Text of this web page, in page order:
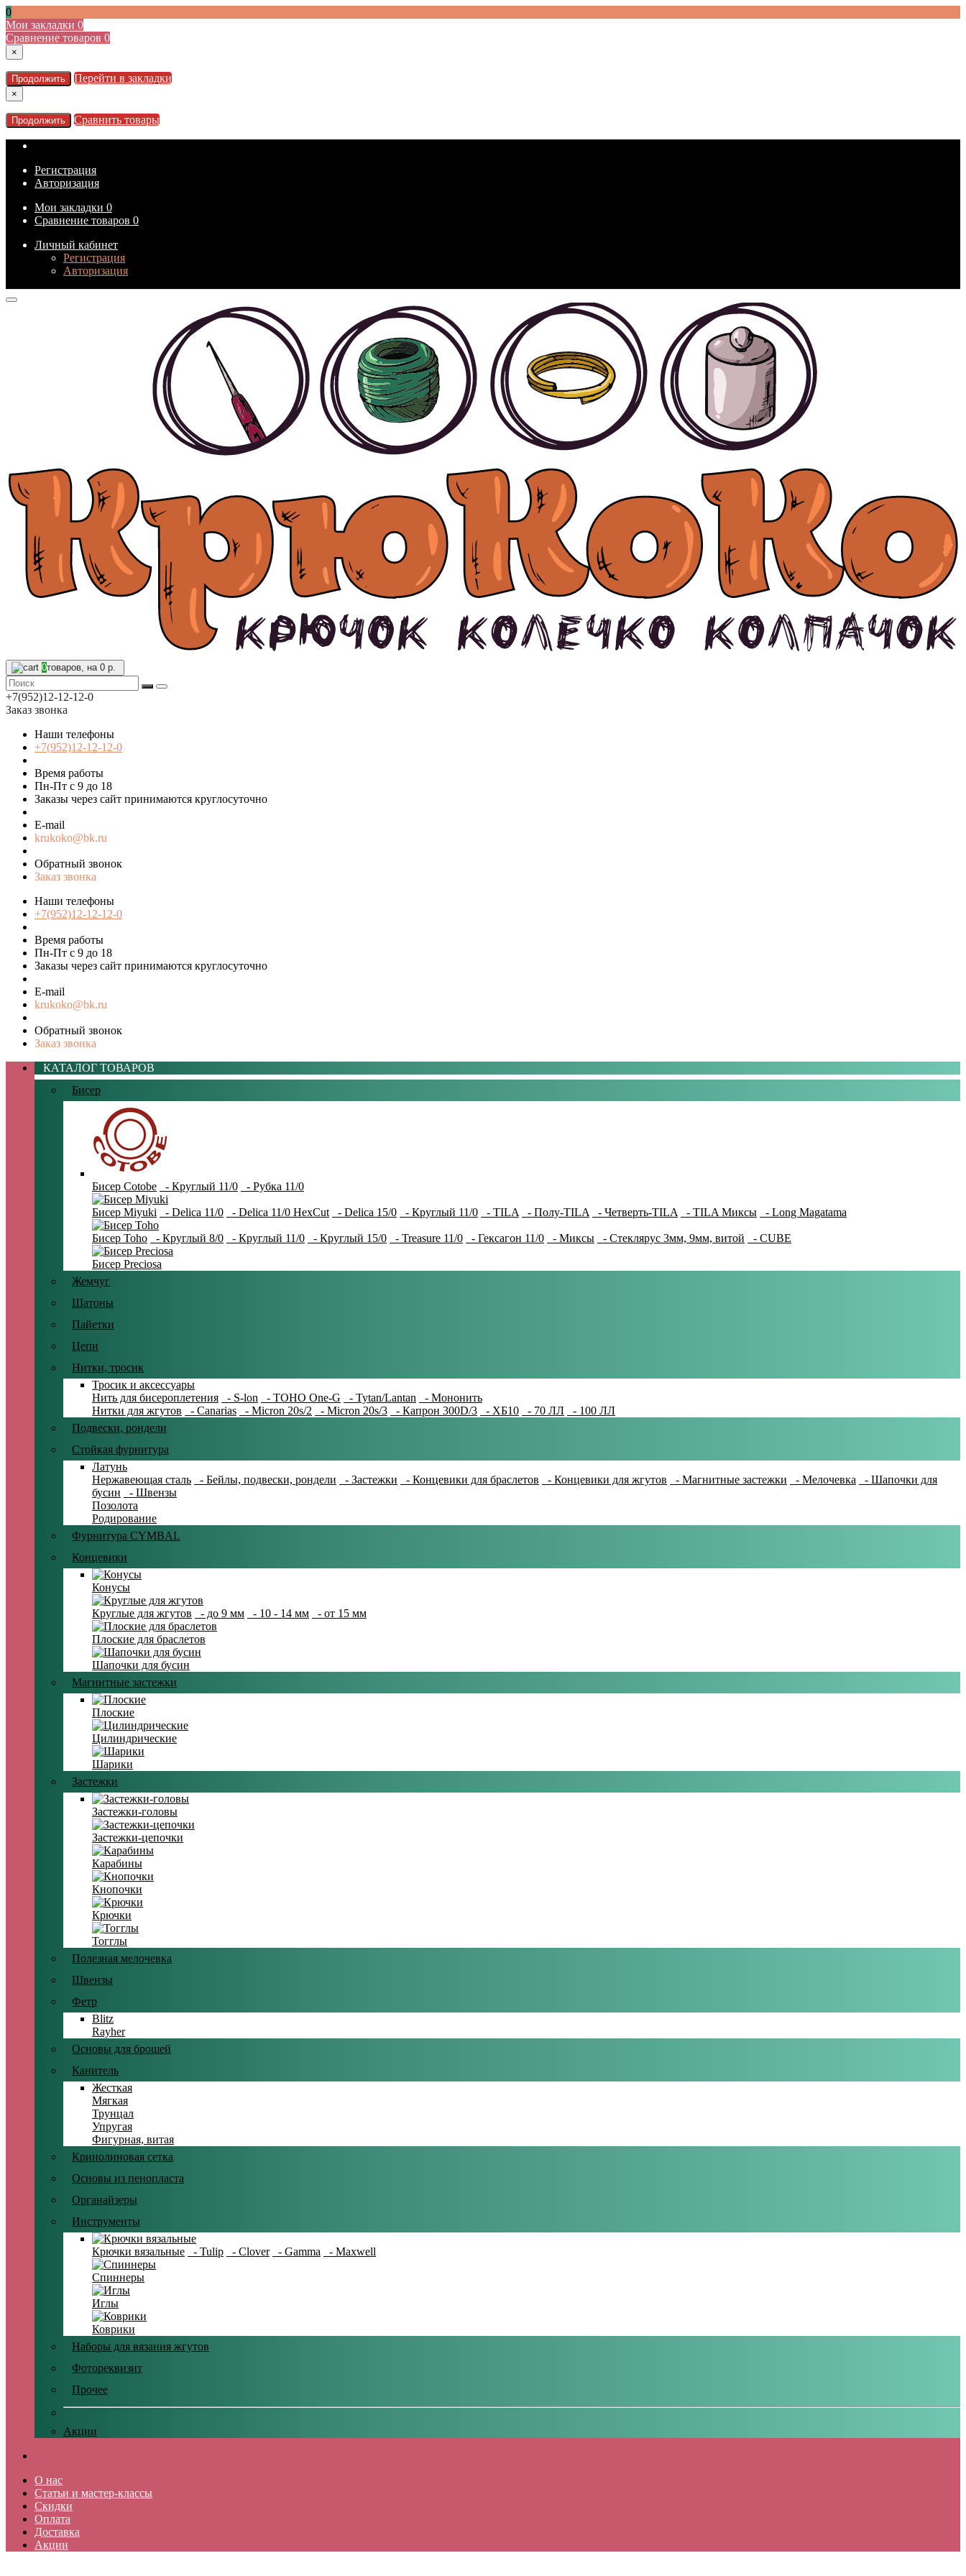
0
Мои закладки 0
Сравнение товаров 0
×
Продолжить Перейти в закладки
×
Продолжить Сравнить товары
Регистрация
Авторизация
Мои закладки 0
Сравнение товаров 0
Личный кабинет
Регистрация
Авторизация
0товаров, на 0 р.
+7(952)12-12-12-0
Заказ звонка
Наши телефоны
+7(952)12-12-12-0
Время работы
Пн-Пт с 9 до 18
Заказы через сайт принимаются круглосуточно
E-mail
krukoko@bk.ru
Обратный звонок
Заказ звонка
Наши телефоны
+7(952)12-12-12-0
Время работы
Пн-Пт с 9 до 18
Заказы через сайт принимаются круглосуточно
E-mail
krukoko@bk.ru
Обратный звонок
Заказ звонка
КАТАЛОГ ТОВАРОВ
Бисер
Бисер Cotobe - Круглый 11/0 - Рубка 11/0
Бисер Miyuki - Delica 11/0 - Delica 11/0 HexCut - Delica 15/0 - Круглый 11/0 - TILA - Полу-TILA - Четверть-TILA - TILA Миксы - Long Magatama
Бисер Toho - Круглый 8/0 - Круглый 11/0 - Круглый 15/0 - Treasure 11/0 - Гексагон 11/0 - Миксы - Стеклярус 3мм, 9мм, витой - CUBE
Бисер Preciosa
Жемчуг
Шатоны
Пайетки
Цепи
Нитки, тросик
Тросик и аксессуары
Нить для бисероплетения
- S-lon - TOHO One-G - Tytan/Lantan
- Мононить
Нитки для жгутов
- Canarias - Micron 20s/2 - Micron 20s/3 - Капрон 300D/3 - ХБ10 - 70 ЛЛ
- 100 ЛЛ
Подвески, рондели
Стойкая фурнитура
Латунь
Нержавеющая сталь
- Бейлы, подвески, рондели - Застежки - Концевики для браслетов - Концевики для жгутов - Магнитные застежки - Мелочевка
- Шапочки для
бусин
- Швензы
Позолота
Родирование
Фурнитура CYMBAL
Концевики
Конусы
Круглые для жгутов - до 9 мм - 10 - 14 мм - от 15 мм
Плоские для браслетов
Шапочки для бусин
Магнитные застежки
Плоские
Цилиндрические
Шарики
Застежки
Застежки-головы
Застежки-цепочки
Карабины
Кнопочки
Крючки
Тогглы
Полезная мелочевка
Швензы
Фетр
Blitz
Rayher
Основы для брошей
Канитель
Жесткая
Мягкая
Трунцал
Упругая
Фигурная, витая
Кринолиновая сетка
Основы из пенопласта
Органайзеры
Инструменты
Крючки вязальные - Tulip - Clover - Gamma - Maxwell
Спиннеры
Иглы
Коврики
Наборы для вязания жгутов
Фотореквизит
Прочее
Акции
О нас
Статьи и мастер-классы
Скидки
Оплата
Доставка
Акции